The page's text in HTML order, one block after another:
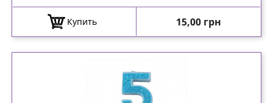
Купить Цена
15,00 грн